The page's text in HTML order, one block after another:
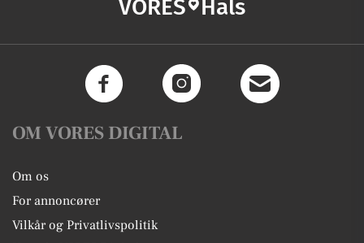
VORES Hals
OM VORES DIGITAL
Om os
For annoncører
Vilkår og Privatlivspolitik